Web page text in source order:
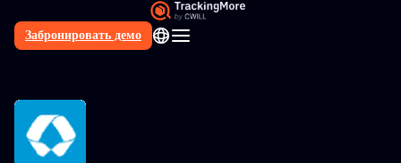
Забронировать демо
RU